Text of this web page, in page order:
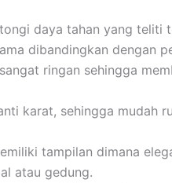
daya tahan yang teliti
dibandingkan dengan
ringan sehingga
karat, sehingga mudah
tampilan dimana
atau gedung.